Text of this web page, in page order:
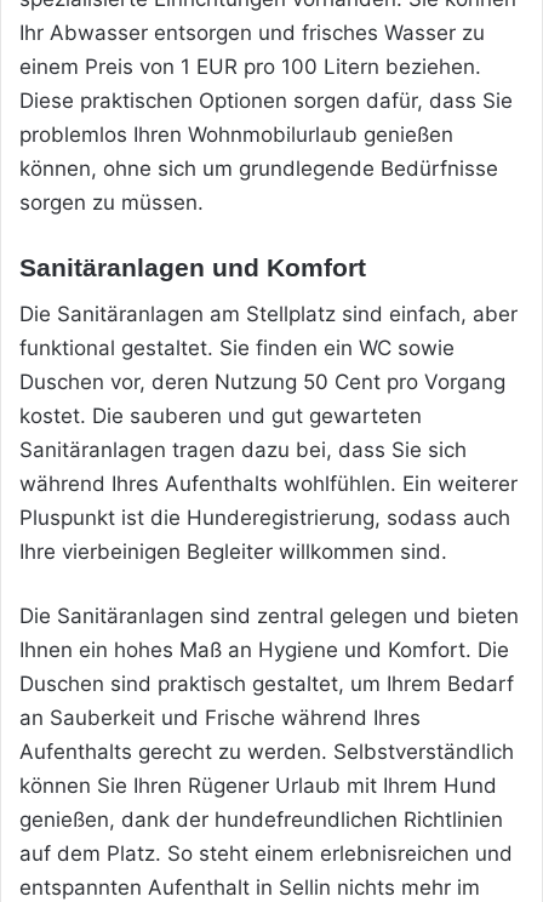
Ihr Abwasser entsorgen und frisches Wasser zu
einem Preis von 1 EUR pro 100 Litern beziehen.
Diese praktischen Optionen sorgen dafür, dass Sie
problemlos Ihren Wohnmobilurlaub genießen
können, ohne sich um grundlegende Bedürfnisse
sorgen zu müssen.
Sanitäranlagen und Komfort
Die Sanitäranlagen am Stellplatz sind einfach, aber
funktional gestaltet. Sie finden ein WC sowie
Duschen vor, deren Nutzung 50 Cent pro Vorgang
kostet. Die sauberen und gut gewarteten
Sanitäranlagen tragen dazu bei, dass Sie sich
während Ihres Aufenthalts wohlfühlen. Ein weiterer
Pluspunkt ist die Hunderegistrierung, sodass auch
Ihre vierbeinigen Begleiter willkommen sind.
Die Sanitäranlagen sind zentral gelegen und bieten
Ihnen ein hohes Maß an Hygiene und Komfort. Die
Duschen sind praktisch gestaltet, um Ihrem Bedarf
an Sauberkeit und Frische während Ihres
Aufenthalts gerecht zu werden. Selbstverständlich
können Sie Ihren Rügener Urlaub mit Ihrem Hund
genießen, dank der hundefreundlichen Richtlinien
auf dem Platz. So steht einem erlebnisreichen und
entspannten Aufenthalt in Sellin nichts mehr im